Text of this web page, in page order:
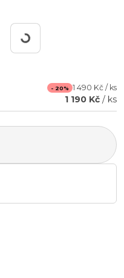
Pracuji...
- 20% 1 490 Kč / ks
1 190 Kč / ks